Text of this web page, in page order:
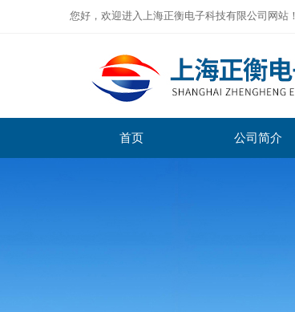
您好，欢迎进入上海正衡电子科技有限公司网站！
首页 公司简介